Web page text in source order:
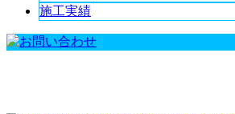
施工実績